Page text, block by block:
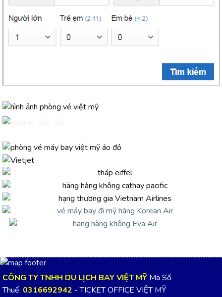
CÔNG TY TNHH DU LỊCH BAY VIỆT MỸ Mã Số
Thuế: 0316692942 - TICKET OFFICE VIỆT MỸ